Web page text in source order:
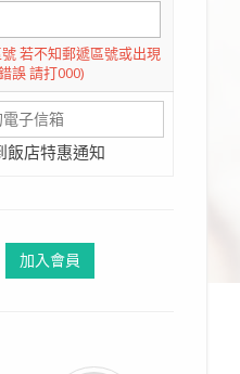
若不知郵遞區號或出現
誤 請打000)
飯店特惠通知
加入會員